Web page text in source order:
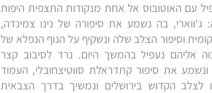
עם האוטובוס אל אחת מנקודות התצפית היפות
ג'ווארי, בה נשמע את סיפורה של נינו צמינדה,
וסיפור הצלב שלה ונשקיף על הנוף הנפלא של
אליהם נעפיל בהמשך היום. נרד לסיבוב קצר
את סיפור קתדראלת סווטיצחובלי, העמוד
לצלב הקדוש בירושלים ונמשיך בדרך הצבאית